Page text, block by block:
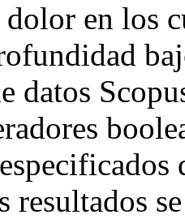
en los
datos